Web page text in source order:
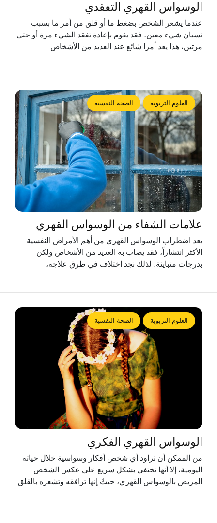
الوسواس القهري التفقدي
عندما يشعر الشخص بضغط ما أو قلق من أمر ما بسبب
نسيان شيء معين، فقد يقوم بإعادة تفقد الشيء مرة أو حتى
مرتين، هذا يعد أمرا شائع عند العديد من الأشخاص
العلوم التربوية الصحة النفسية
علامات الشفاء من الوسواس القهري
يعد اضطراب الوسواس القهري من أهم الأمراض النفسية
الأكثر انتشاراً، فقد يصاب به العديد من الأشخاص ولكن
بدرجات متباينة، لذلك نجد اختلاف في طرق علاجه،
العلوم التربوية الصحة النفسية
الوسواس القهري الفكري
من الممكن أن تراود أي شخص أفكار وسواسية خلال حياته
اليومية، إلا أنها تختفي بشكل سريع على عكس الشخص
المريض بالوسواس القهري، حيثُ إنها ترافقه وتشعره بالقلق